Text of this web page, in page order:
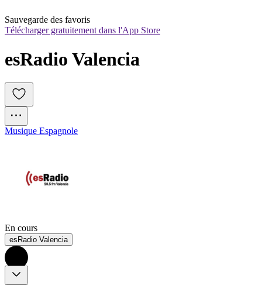
Sauvegarde des favoris
Télécharger gratuitement dans l'App Store
esRadio Valencia
Musique Espagnole
En cours
esRadio Valencia